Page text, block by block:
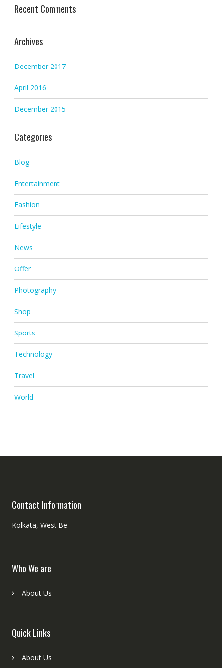
Recent Comments
Archives
December 2017
April 2016
December 2015
Categories
Blog
Entertainment
Fashion
Lifestyle
News
Offer
Photography
Shop
Sports
Technology
Travel
World
Contact Information
Kolkata, West Be
Who We are
About Us
Quick Links
About Us